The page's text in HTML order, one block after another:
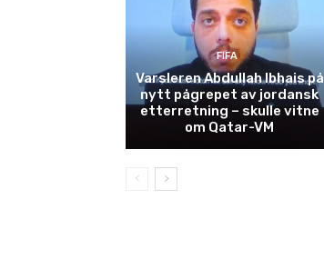
FIFA
Varsleren Abdullah Ibhais på
nytt pågrepet av jordansk
etterretning – skulle vitne
om Qatar-VM